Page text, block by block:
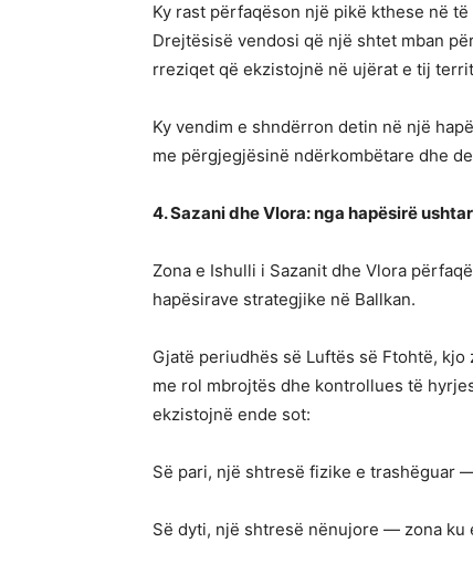
Ky rast përfaqëson një pikë kthese në
Drejtësisë vendosi që një shtet mban
rreziqet që ekzistojnë në ujërat e tij
Ky vendim e shndërron detin në një
me përgjegjësinë ndërkombëtare dhe
4. Sazani dhe Vlora: nga hapësirë
Zona e Ishulli i Sazanit dhe Vlora
hapësirave strategjike në Ballkan.
Gjatë periudhës së Luftës së Ftohtë,
me rol mbrojtës dhe kontrollues të
ekzistojnë ende sot:
Së pari, një shtresë fizike e trashëguar
Së dyti, një shtresë nënujore — zona